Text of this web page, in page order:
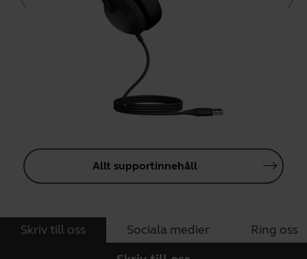
Allt supportinnehåll
Skriv till oss Sociala medier Ring oss